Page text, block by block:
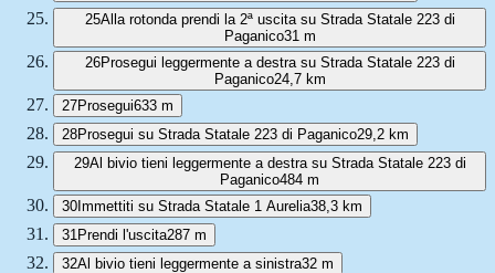
25Alla rotonda prendi la 2ª uscita su Strada Statale 223 di
Paganico31 m
26Prosegui leggermente a destra su Strada Statale 223 di
Paganico24,7 km
27Prosegui633 m
28Prosegui su Strada Statale 223 di Paganico29,2 km
29Al bivio tieni leggermente a destra su Strada Statale 223 di
Paganico484 m
30Immettiti su Strada Statale 1 Aurelia38,3 km
31 Prendi l'uscita287 m
32Al bivio tieni leggermente a sinistra32 m